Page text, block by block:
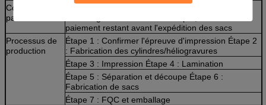
Conditions de
paiement
paiement restant avant l'expédition des sacs
Processus de
production
Étape 1 : Confirmer l'épreuve d'impression Étape 2
: Fabrication des cylindres/héliogravures
Étape 3 : Impression Étape 4 : Lamination
Étape 5 : Séparation et découpe Étape 6 :
Fabrication de sacs
Étape 7 : FQC et emballage